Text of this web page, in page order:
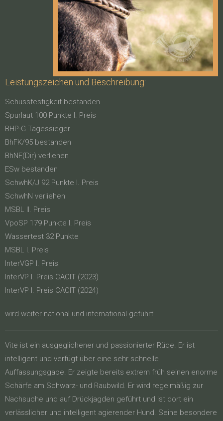
Leistungszeichen und Beschreibung:
Schussfestigkeit bestanden
Spurlaut 100 Punkte I. Preis
BHP-G Tagessieger
BhFK/95 bestanden
BhNF(Dir) verliehen
ESw bestanden
SchwhK/J 92 Punkte I. Preis
SchwhN verliehen
MSBL II. Preis
VpoSP 179 Punkte I. Preis
Wassertest 32 Punkte
MSBL I. Preis
InterVGP I. Preis
InterVP I. Preis CACIT (2023)
InterVP I. Preis CACIT (2024)
wird weiter national und international geführt
Vite ist ein ausgeglichener und passionierter Rüde. Er ist
intelligent und verfügt über eine sehr schnelle
Auffassungsgabe. Er zeigte bereits extrem früh seinen enorme
Schärfe am Schwarz- und Raubwild. Er wird regelmäßig zur
Nachsuche und auf Drückjagden geführt und ist dort ein
verlässlicher und intelligent agierender Hund. Seine besondere